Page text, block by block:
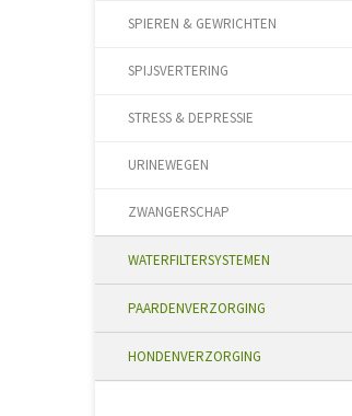
SPIEREN & GEWRICHTEN
SPIJSVERTERING
STRESS & DEPRESSIE
URINEWEGEN
ZWANGERSCHAP
WATERFILTERSYSTEMEN
PAARDENVERZORGING
HONDENVERZORGING